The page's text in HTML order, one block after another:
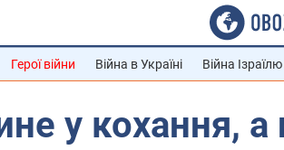
Герої війни Війна в Україні Війна
у кохання, а